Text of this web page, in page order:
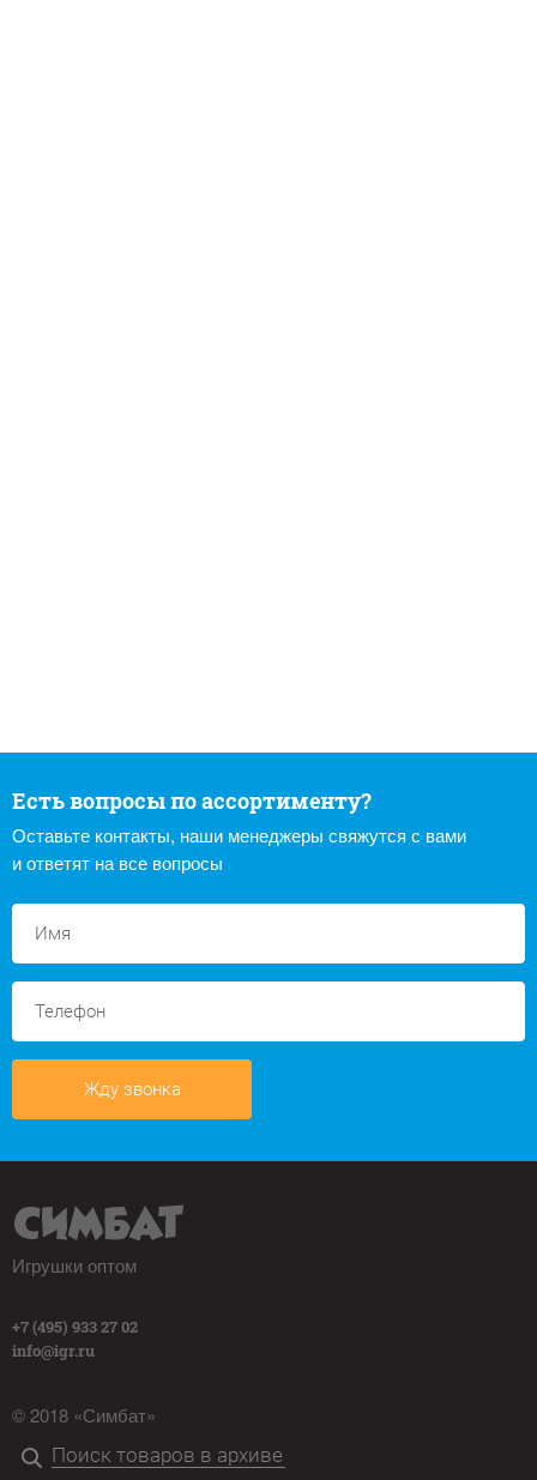
Есть вопросы по ассортименту?
Оставьте контакты, наши менеджеры свяжутся с вами
и ответят на все вопросы
Жду звонка
Игрушки оптом
+7 (495) 933 27 02
info@igr.ru
© 2018 «Симбат»